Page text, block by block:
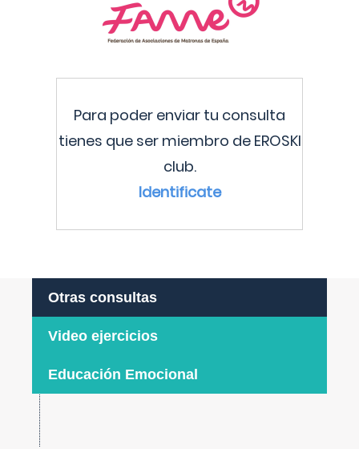
Para poder enviar tu consulta
tienes que ser miembro de EROSKI
club.
Identificate
Otras consultas
Video ejercicios
Educación Emocional